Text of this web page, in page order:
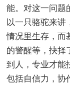
能。对这一问题
以一只骆驼来讲
情况里生存，而
的警醒等，抉择
到人，专业才能
包括自信力，协